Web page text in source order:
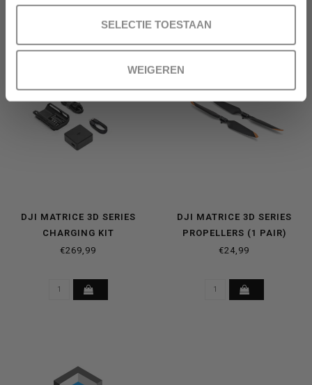
SELECTIE TOESTAAN
WEIGEREN
DJI MATRICE 3D SERIES
CHARGING KIT
€269,99
DJI MATRICE 3D SERIES
PROPELLERS (1 PAIR)
€24,99